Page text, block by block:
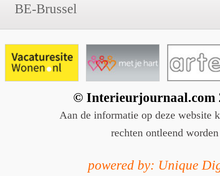
BE-Brussel
© Interieurjournaal.com
Aan de informatie op deze website
rechten ontleend worden
powered by: Unique